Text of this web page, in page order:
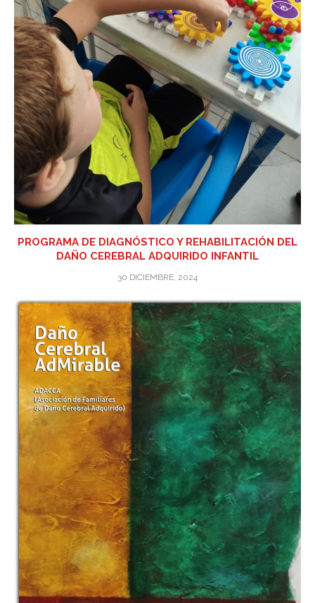
PROGRAMA DE DIAGNÓSTICO Y REHABILITACIÓN DEL
DAÑO CEREBRAL ADQUIRIDO INFANTIL
30 DICIEMBRE, 2024